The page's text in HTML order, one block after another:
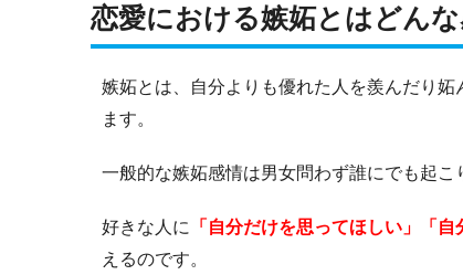
恋愛における嫉妬とはどんな
嫉妬とは、自分よりも優れた人を羨んだり
ます。
一般的な嫉妬感情は男女問わず誰にでも起こ
好きな人に 「自分だけを思ってほしい」「自
えるのです。